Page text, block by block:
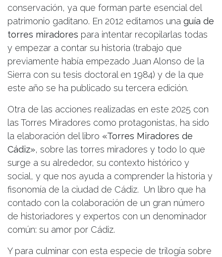
conservación, ya que forman parte esencial del
patrimonio gaditano. En 2012 editamos una guía de
torres miradores para intentar recopilarlas todas
y empezar a contar su historia (trabajo que
previamente había empezado Juan Alonso de la
Sierra con su tesis doctoral en 1984) y de la que
este año se ha publicado su tercera edición.
Otra de las acciones realizadas en este 2025 con
las Torres Miradores como protagonistas, ha sido
la elaboración del libro «Torres Miradores de
Cádiz», sobre las torres miradores y todo lo que
surge a su alrededor, su contexto histórico y
social, y que nos ayuda a comprender la historia y
fisonomía de la ciudad de Cádiz. Un libro que ha
contado con la colaboración de un gran número
de historiadores y expertos con un denominador
común: su amor por Cádiz.
Y para culminar con esta especie de trilogía sobre